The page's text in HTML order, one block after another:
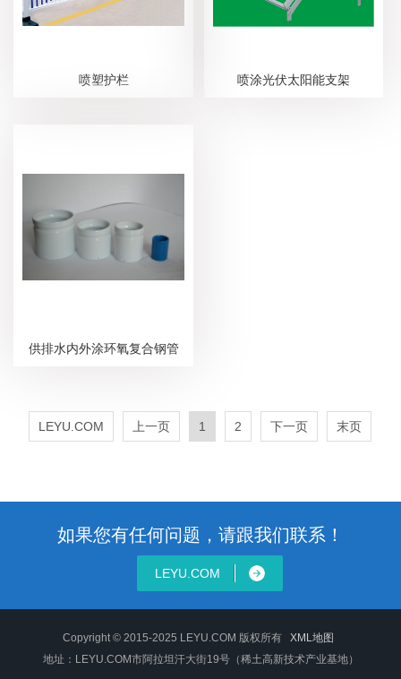
喷塑护栏 喷涂光伏太阳能支架
供排水内外涂环氧复合钢管
LEYU.COM 上一页 1 2 下一页 末页
如果您有任何问题，请跟我们联系！
LEYU.COM
Copyright © 2015-2025 LEYU.COM 版权所有 XML地图
地址：LEYU.COM市阿拉坦汗大街19号（稀土高新技术产业基地）